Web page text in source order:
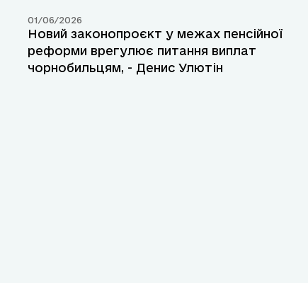
01/06/2026
Новий законопроєкт у межах пенсійної
реформи врегулює питання виплат
чорнобильцям, - Денис Улютін